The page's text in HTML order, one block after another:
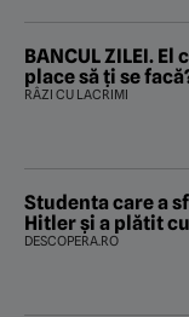
BANCUL ZILEI. El
place să ți se
RÂZI CU LACRIMI
Studenta care a
Hitler și a plătit
DESCOPERA.RO